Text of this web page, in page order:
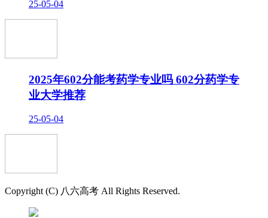
25-05-04
2025年602分能考药学专业吗 602分药学专
业大学推荐
25-05-04
Copyright (C) 八六高考 All Rights Reserved.